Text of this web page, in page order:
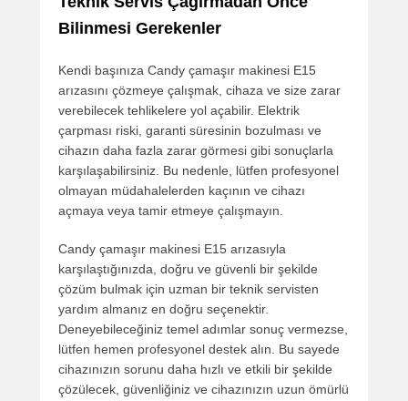
Bilinmesi Gerekenler
Kendi başınıza Candy çamaşır makinesi E15
arızasını çözmeye çalışmak, cihaza ve size zarar
verebilecek tehlikelere yol açabilir. Elektrik
çarpması riski, garanti süresinin bozulması ve
cihazın daha fazla zarar görmesi gibi sonuçlarla
karşılaşabilirsiniz. Bu nedenle, lütfen profesyonel
olmayan müdahalelerden kaçının ve cihazı
açmaya veya tamir etmeye çalışmayın.
Candy çamaşır makinesi E15 arızasıyla
karşılaştığınızda, doğru ve güvenli bir şekilde
çözüm bulmak için uzman bir teknik servisten
yardım almanız en doğru seçenektir.
Deneyebileceğiniz temel adımlar sonuç vermezse,
lütfen hemen profesyonel destek alın. Bu sayede
cihazınızın sorunu daha hızlı ve etkili bir şekilde
çözülecek, güvenliğiniz ve cihazınızın uzun ömürlü